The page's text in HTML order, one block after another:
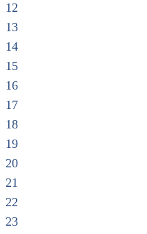
12
13
14
15
16
17
18
19
20
21
22
23